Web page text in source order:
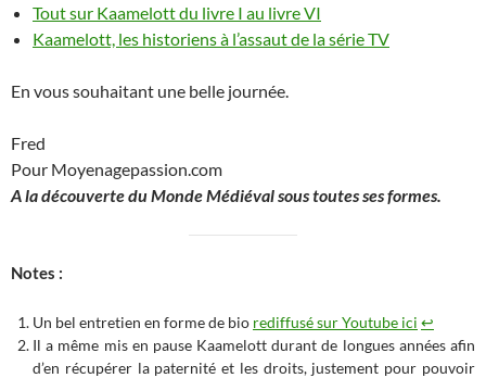
Tout sur Kaamelott du livre I au livre VI
Kaamelott, les historiens à l’assaut de la série TV
En vous souhaitant une belle journée.
Fred
Pour Moyenagepassion.com
A la découverte du Monde Médiéval sous toutes ses formes.
Notes :
Un bel entretien en forme de bio rediffusé sur Youtube ici ↩︎
Il a même mis en pause Kaamelott durant de longues années afin
d’en récupérer la paternité et les droits, justement pour pouvoir